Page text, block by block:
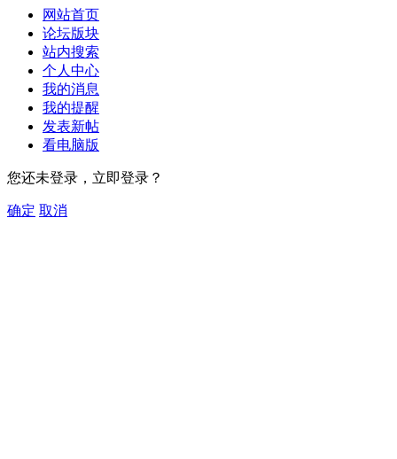
网站首页
论坛版块
站内搜索
个人中心
我的消息
我的提醒
发表新帖
看电脑版
您还未登录，立即登录？
确定 取消